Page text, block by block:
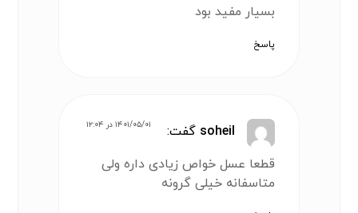
بسیار مفید بود
پاسخ
soheil گفت: ۱۴۰۱/۰۵/۰۱ در ۱۲:۰۴
قطعا عسل خواص زیادی داره ولی
متاسفانه خیلی گرونه